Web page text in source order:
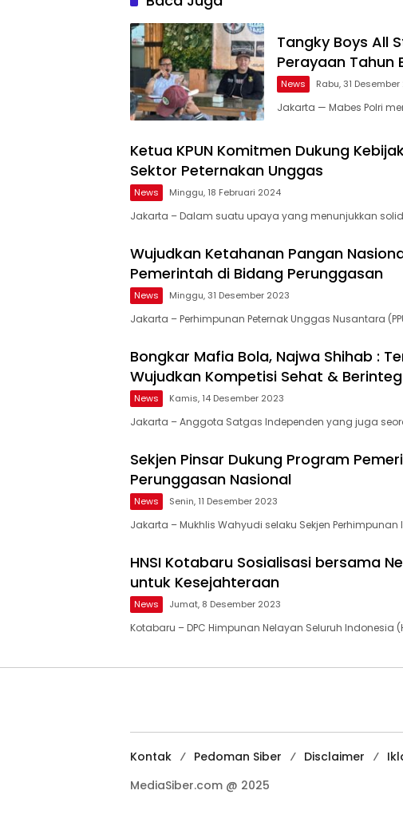
Tangky Boys All
Perayaan Tahun
News Rabu, 31
Jakarta — Mabes Polri
Ketua KPUN Komitmen Dukung
Sektor Peternakan Unggas
News Minggu, 18 Februari 2024
Jakarta – Dalam suatu upaya yang menunjukkan
Wujudkan Ketahanan Pangan
Pemerintah di Bidang Perunggasan
News Minggu, 31 Desember 2023
Jakarta – Perhimpunan Peternak Unggas Nusantara
Bongkar Mafia Bola, Najwa Shihab :
Wujudkan Kompetisi Sehat &
News Kamis, 14 Desember 2023
Jakarta – Anggota Satgas Independen yang juga
Sekjen Pinsar Dukung Program
Perunggasan Nasional
News Senin, 11 Desember 2023
Jakarta – Mukhlis Wahyudi selaku Sekjen Perhimpunan
HNSI Kotabaru Sosialisasi bersama
untuk Kesejahteraan
News Jumat, 8 Desember 2023
Kotabaru – DPC Himpunan Nelayan Seluruh Indonesia
Kontak Pedoman Siber Disclaimer
MediaSiber.com @ 2025